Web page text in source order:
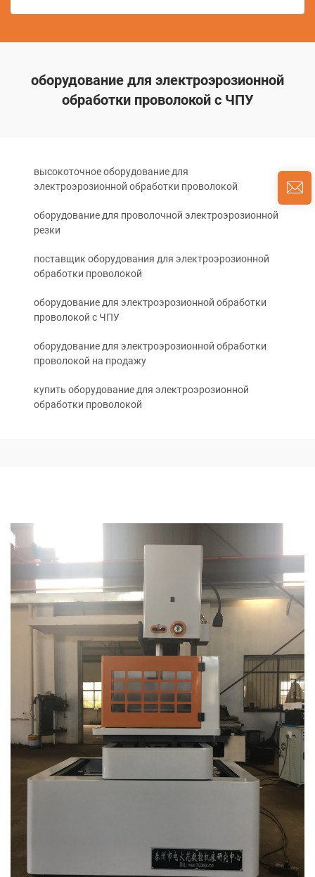
оборудование для электроэрозионной
обработки проволокой с ЧПУ
высокоточное оборудование для
электроэрозионной обработки проволокой
оборудование для проволочной электроэрозионной
резки
поставщик оборудования для электроэрозионной
обработки проволокой
оборудование для электроэрозионной обработки
проволокой с ЧПУ
оборудование для электроэрозионной обработки
проволокой на продажу
купить оборудование для электроэрозионной
обработки проволокой